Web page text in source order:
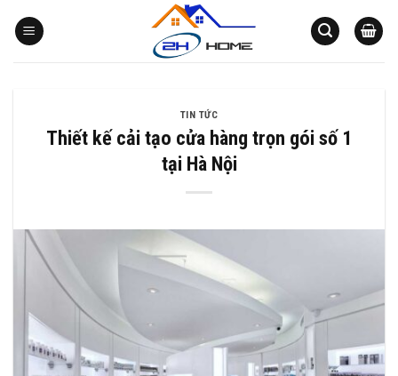
qua
TIN TỨC
Thiết kế cải tạo cửa hàng trọn gói số 1
tại Hà Nội